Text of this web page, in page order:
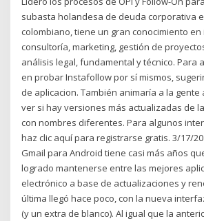
subasta holandesa de deuda corporativa
colombiano, tiene un gran conocimiento
consultoría, marketing, gestión de
análisis legal, fundamental y técnico. Para
en probar Instafollow por sí mismos,
de aplicacion. También animaría a la
ver si hay versiones más actualizadas de
con nombres diferentes. Para algunos
haz clic aquí para registrarse gratis. 3/17/
Gmail para Android tiene casi más años
logrado mantenerse entre las mejores
electrónico a base de actualizaciones y
última llegó hace poco, con la nueva
(y un extra de blanco). Al igual que la